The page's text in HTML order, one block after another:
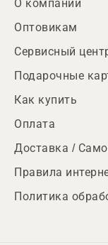
О компании
Оптовикам
Сервисный
Подарочные
Как купить
Оплата
Доставка /
Правила
Политика